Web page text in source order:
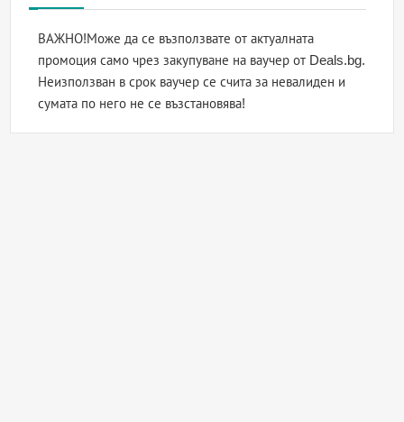
ВАЖНО!Може да се възползвате от актуалната
промоция само чрез закупуване на ваучер от Deals.bg.
Неизползван в срок ваучер се счита за невалиден и
сумата по него не се възстановява!